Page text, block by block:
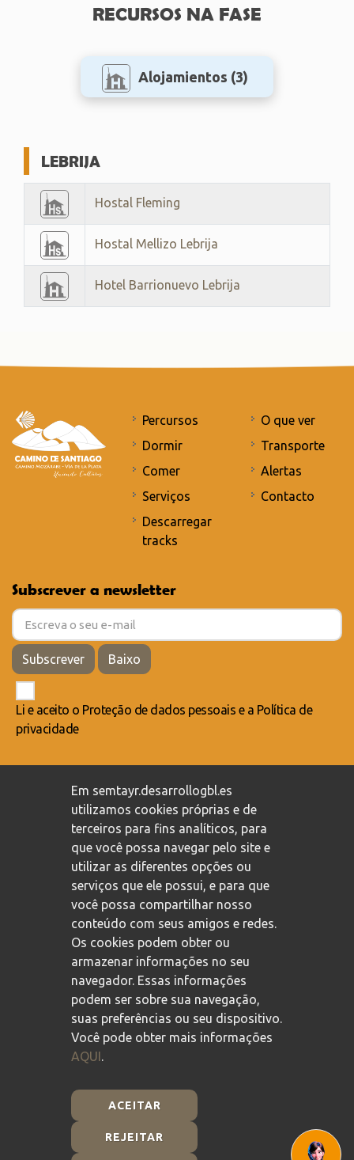
RECURSOS NA FASE
Alojamientos (3)
LEBRIJA
Hostal Fleming
Hostal Mellizo Lebrija
Hotel Barrionuevo Lebrija
Percursos
Dormir
Comer
Serviços
Descarregar
tracks
O que ver
Transporte
Alertas
Contacto
Subscrever a newsletter
Subscrever Baixo
Li e aceito o Proteção de dados pessoais e a Política de
privacidade
Política de privacidade
/ Política de cookies
Plan de Recuperación, Transformación y Resiliencia -
Em semtayr.desarrollogbl.es
utilizamos cookies próprias e de
terceiros para fins analíticos, para
que você possa navegar pelo site e
utilizar as diferentes opções ou
serviços que ele possui, e para que
você possa compartilhar nosso
conteúdo com seus amigos e redes.
Os cookies podem obter ou
armazenar informações no seu
navegador. Essas informações
podem ser sobre sua navegação,
suas preferências ou seu dispositivo.
Você pode obter mais informações
AQUI.
ACEITAR
REJEITAR